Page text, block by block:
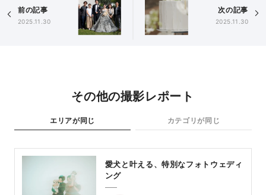
前の記事
2025.11.30
次の記事
2025.11.30
その他の撮影レポート
エリアが同じ カテゴリが同じ
愛犬と叶える、特別なフォトウェディ
ング